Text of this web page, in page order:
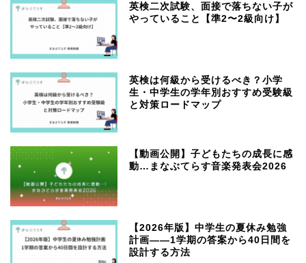
英検二次試験、面接で落ちない子が
やっていること【準2〜2級向け】
英検は何級から受けるべき？小学
生・中学生の学年別おすすめ受験級
と対策ロードマップ
【動画公開】子どもたちの成長に感
動…まなぶてらす音楽発表会2026
【2026年版】中学生の夏休み勉強
計画——1学期の答案から40日間を
設計する方法